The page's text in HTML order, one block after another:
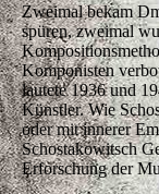
Zweimal bekam
spüren, zweimal
Komponisten
lautete 1936 und
Künstler. Wie
oder mit innerer
Schostakowitsch
Erforschung der